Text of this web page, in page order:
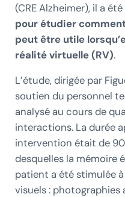
(CRE Alzheimer), il a
pour étudier
peut être utile
réalité virtuelle (RV).
L’étude, dirigée par
soutien du personnel
analysé au cours de
interactions. La durée
intervention était de
desquelles la mémoire
patient a été stimulée
visuels :